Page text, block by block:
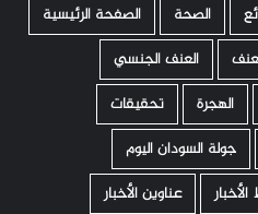
الصحة
الصفحة الرئيسية
العنف الجنسي
الهجرة
تحقيقات
جولة السودان اليوم
عناوين الأخبار